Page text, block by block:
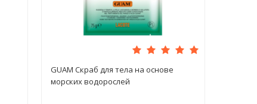
GUAM Скраб для тела на основе
морских водорослей